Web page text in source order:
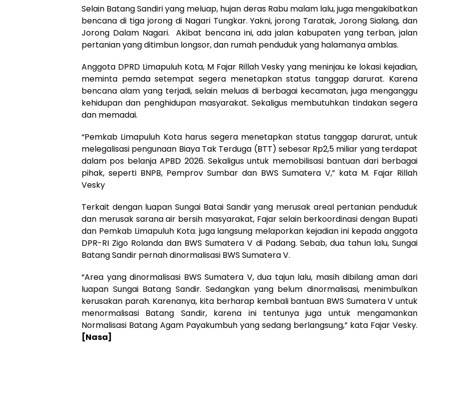
Selain Batang Sandiri yang meluap, hujan deras Rabu malam lalu, juga mengakibatkan
bencana di tiga jorong di Nagari Tungkar. Yakni, jorong Taratak, Jorong Sialang, dan
Jorong Dalam Nagari. Akibat bencana ini, ada jalan kabupaten yang terban, jalan
pertanian yang ditimbun longsor, dan rumah penduduk yang halamanya amblas.
Anggota DPRD Limapuluh Kota, M Fajar Rillah Vesky yang meninjau ke lokasi kejadian,
meminta pemda setempat segera menetapkan status tanggap darurat. Karena
bencana alam yang terjadi, selain meluas di berbagai kecamatan, juga menganggu
kehidupan dan penghidupan masyarakat. Sekaligus membutuhkan tindakan segera
dan memadai.
“Pemkab Limapuluh Kota harus segera menetapkan status tanggap darurat, untuk
melegalisasi pengunaan Biaya Tak Terduga (BTT) sebesar Rp2,5 miliar yang terdapat
dalam pos belanja APBD 2026. Sekaligus untuk memobilisasi bantuan dari berbagai
pihak, seperti BNPB, Pemprov Sumbar dan BWS Sumatera V,” kata M. Fajar Rillah
Vesky
Terkait dengan luapan Sungai Batai Sandir yang merusak areal pertanian penduduk
dan merusak sarana air bersih masyarakat, Fajar selain berkoordinasi dengan Bupati
dan Pemkab Limapuluh Kota. juga langsung melaporkan kejadian ini kepada anggota
DPR-RI Zigo Rolanda dan BWS Sumatera V di Padang. Sebab, dua tahun lalu, Sungai
Batang Sandir pernah dinormalisasi BWS Sumatera V.
“Area yang dinormalisasi BWS Sumatera V, dua tajun lalu, masih dibilang aman dari
luapan Sungai Batang Sandir. Sedangkan yang belum dinormalisasi, menimbulkan
kerusakan parah. Karenanya, kita berharap kembali bantuan BWS Sumatera V untuk
menormalisasi Batang Sandir, karena ini tentunya juga untuk mengamankan
Normalisasi Batang Agam Payakumbuh yang sedang berlangsung,” kata Fajar Vesky.
[Nasa]